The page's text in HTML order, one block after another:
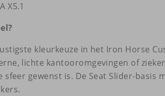
X5.1
kleurkeuze in het Iron Horse
lichte kantooromgevingen of
gewenst is. De Seat Slider-basis